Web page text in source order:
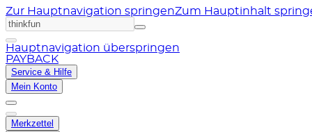
Zur Hauptnavigation springenZum Hauptinhalt
Hauptnavigation überspringen
PAYBACK
Service & Hilfe
Mein Konto
Merkzettel